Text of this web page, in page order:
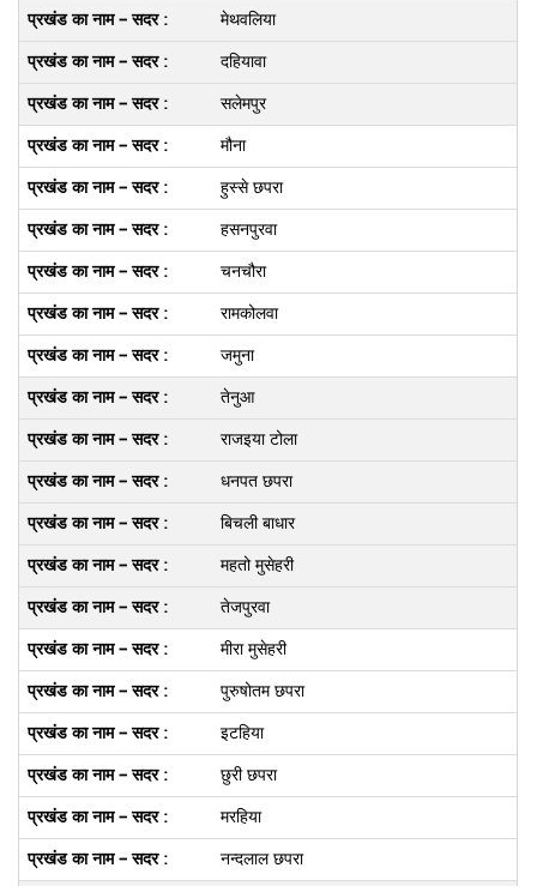
मेथवलिया
दहियावा
सलेमपुर
मौना
हुस्से छपरा
हसनपुरवा
चनचौरा
रामकोलवा
जमुना
तेनुआ
राजइया टोला
धनपत छपरा
बिचली बाधार
महतो मुसेहरी
तेजपुरवा
मीरा मुसेहरी
पुरुषोतम छपरा
इटहिया
छुरी छपरा
मरहिया
नन्दलाल छपरा